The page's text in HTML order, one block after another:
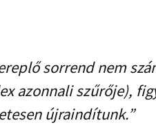
sorrend nem
azonnali szűrője),
újraindítunk.”